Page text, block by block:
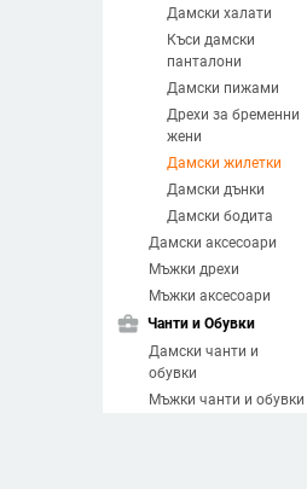
Дамски халати
Къси дамски
панталони
Дамски пижами
Дрехи за бременни
жени
Дамски жилетки
Дамски дънки
Дамски бодита
Дамски аксесоари
Мъжки дрехи
Мъжки аксесоари
business_center Чанти и Обувки
Дамски чанти и
обувки
Мъжки чанти и обувки